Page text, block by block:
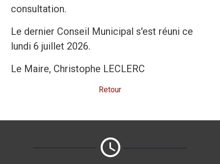
consultation.
Le dernier Conseil Municipal s'est réuni ce
lundi 6 juillet 2026.
Le Maire, Christophe LECLERC
Retour